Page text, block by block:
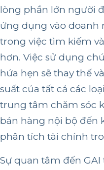
lòng phần lớn người
ứng dụng vào doanh
trong việc tìm kiếm
hơn. Việc sử dụng
hứa hẹn sẽ thay thế
suất của tất cả các
trung tâm chăm sóc
bán hàng nội bộ đến
phân tích tài chính
Sự quan tâm đến